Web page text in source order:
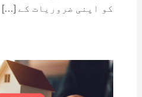
کو اپنی ضروریات کے […]